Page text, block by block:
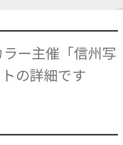
ー主催「信州写
の詳細です